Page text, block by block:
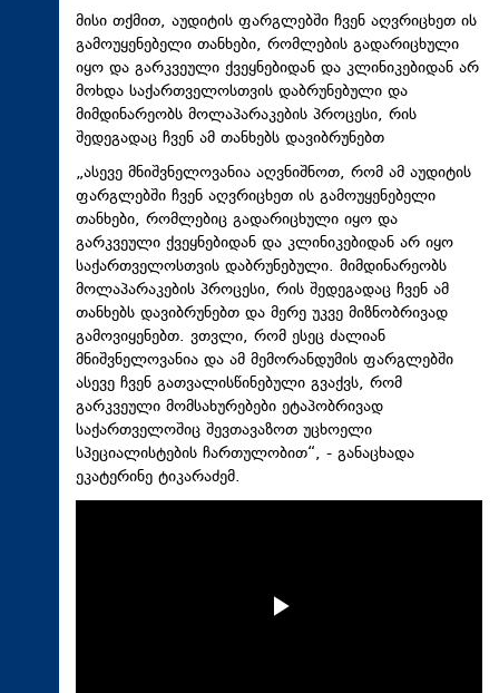
მისი თქმით, აუდიტის ფარგლებში ჩვენ აღვრიცხეთ ის
გამოუყენებელი თანხები, რომლების გადარიცხული
იყო და გარკვეული ქვეყნებიდან და კლინიკებიდან არ
მოხდა საქართველოსთვის დაბრუნებული და
მიმდინარეობს მოლაპარაკების პროცესი, რის
შედეგადაც ჩვენ ამ თანხებს დავიბრუნებთ
„ასევე მნიშვნელოვანია აღვნიშნოთ, რომ ამ აუდიტის
ფარგლებში ჩვენ აღვრიცხეთ ის გამოუყენებელი
თანხები, რომლებიც გადარიცხული იყო და
გარკვეული ქვეყნებიდან და კლინიკებიდან არ იყო
საქართველოსთვის დაბრუნებული. მიმდინარეობს
მოლაპარაკების პროცესი, რის შედეგადაც ჩვენ ამ
თანხებს დავიბრუნებთ და მერე უკვე მიზნობრივად
გამოვიყენებთ. ვთვლი, რომ ესეც ძალიან
მნიშვნელოვანია და ამ მემორანდუმის ფარგლებში
ასევე ჩვენ გათვალისწინებული გვაქვს, რომ
გარკვეული მომსახურებები ეტაპობრივად
საქართველოშიც შევთავაზოთ უცხოელი
სპეციალისტების ჩართულობით“, - განაცხადა
ეკატერინე ტიკარაძემ.